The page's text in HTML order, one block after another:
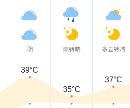
阴 雨转晴 多云转晴
39°C
35°C
37°C